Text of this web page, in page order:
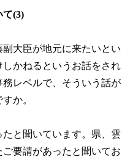
て(3)
大臣が地元に来たいとい
かねるというお話をされ
レベルで、そういう話が
か。
と聞いています。県、雲
要請があったと聞いてお